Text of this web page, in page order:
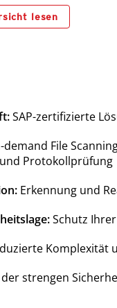
lesen
SAP-zertifizierte
demand File
Protokollprüfung
Erkennung und
Schutz
Komplexität
strengen